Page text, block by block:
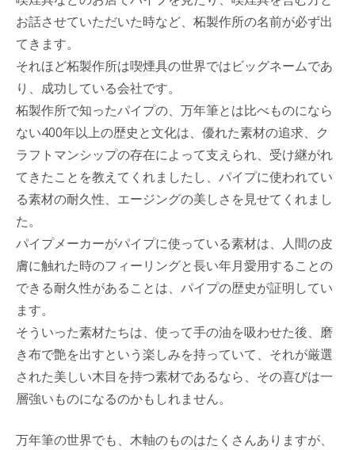
お話させていただいた時など、柘製作所の名前が必ず出
てきます。
それほど柘製作所は喫煙具の世界ではビッグネームであ
り、成功している会社です。
柘製作所で知ったパイプの、万年筆とは比べものになら
ない400年以上の歴史と文化は、優れた素材の追求、ク
ラフトマンシップの存在によって支えられ、受け継がれ
てきたことを教えてくれましたし、パイプに使われてい
る素材の耐久性、エージングの美しさを見せてくれまし
た。
パイプメーカーがパイプに使っている素材は、人間の皮
膚に触れた時のフィーリングと長い年月愛用することの
できる耐久性があることは、パイプの歴史が証明してい
ます。
そういった素材たちは、使って手の油を吸わせた後、磨
き布で艶を出すという楽しみを持っていて、それが厳選
された美しい木目を持つ素材であるなら、その喜びは一
層強いものになるのかもしれません。
万年筆の世界でも、木軸のものはたくさんありますが、